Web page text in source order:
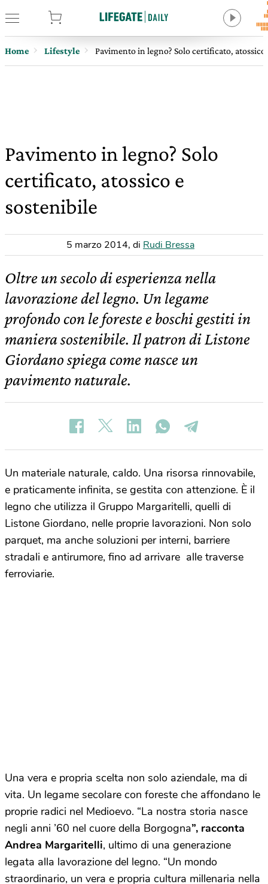
Home Lifestyle Pavimento in legno? Solo certificato, atossico
Pavimento in legno? Solo
certificato, atossico e
sostenibile
5 marzo 2014, di Rudi Bressa
Oltre un secolo di esperienza nella
lavorazione del legno. Un legame
profondo con le foreste e boschi gestiti in
maniera sostenibile. Il patron di Listone
Giordano spiega come nasce un
pavimento naturale.
Un materiale naturale, caldo. Una risorsa rinnovabile,
e praticamente infinita, se gestita con attenzione. È il
legno che utilizza il Gruppo Margaritelli, quelli di
Listone Giordano, nelle proprie lavorazioni. Non solo
parquet, ma anche soluzioni per interni, barriere
stradali e antirumore, fino ad arrivare alle traverse
ferroviarie.
Una vera e propria scelta non solo aziendale, ma di
vita. Un legame secolare con foreste che affondano le
proprie radici nel Medioevo. “La nostra storia nasce
negli anni ’60 nel cuore della Borgogna”, racconta
Andrea Margaritelli, ultimo di una generazione
legata alla lavorazione del legno. “Un mondo
straordinario, un vera e propria cultura millenaria nella